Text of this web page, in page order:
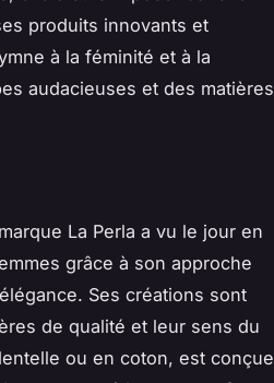
produits innovants et
à la féminité et à la
audacieuses et des matières
La Perla a vu le jour en
grâce à son approche
Ses créations sont
de qualité et leur sens du
ou en coton, est conçue